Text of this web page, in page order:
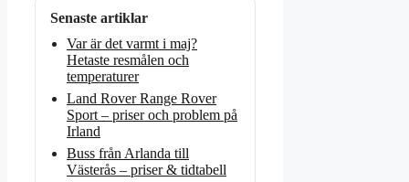
Senaste artiklar
Var är det varmt i maj?
Hetaste resmålen och
temperaturer
Land Rover Range Rover
Sport – priser och problem på
Irland
Buss från Arlanda till
Västerås – priser & tidtabell